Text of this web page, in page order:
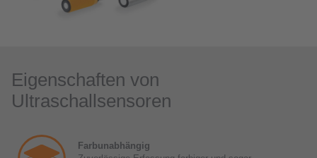
Eigenschaften von
Ultraschallsensoren
Farbunabhängig